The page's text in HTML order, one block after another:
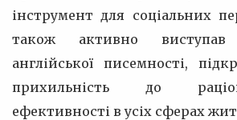
інструмент для соціальних
також активно
англійської писемності,
прихильність до
ефективності в усіх сферах